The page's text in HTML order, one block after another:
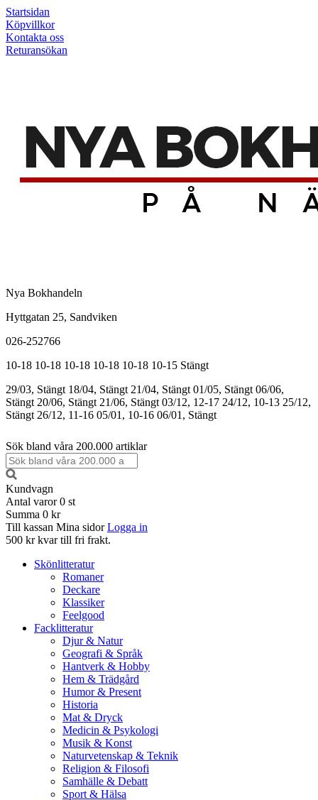
Startsidan
Köpvillkor
Kontakta oss
Returansökan
Nya Bokhandeln
Hyttgatan 25, Sandviken
026-252766
10-18 10-18 10-18 10-18 10-18 10-15 Stängt
29/03, Stängt 18/04, Stängt 21/04, Stängt 01/05, Stängt 06/06,
Stängt 20/06, Stängt 21/06, Stängt 03/12, 12-17 24/12, 10-13 25/12,
Stängt 26/12, 11-16 05/01, 10-16 06/01, Stängt
Sök bland våra 200.000 artiklar
Kundvagn
Antal varor 0 st
Summa 0 kr
Till kassan Mina sidor Logga in
500 kr kvar till fri frakt.
Skönlitteratur
Romaner
Deckare
Klassiker
Feelgood
Facklitteratur
Djur & Natur
Geografi & Språk
Hantverk & Hobby
Hem & Trädgård
Humor & Present
Historia
Mat & Dryck
Medicin & Psykologi
Musik & Konst
Naturvetenskap & Teknik
Religion & Filosofi
Samhälle & Debatt
Sport & Hälsa